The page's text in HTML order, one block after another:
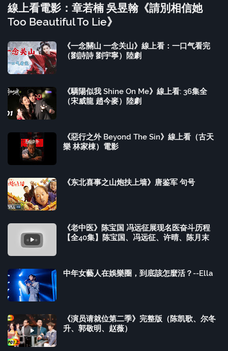
線上看電影：章若楠 吳昱翰《請別相信她
Too Beautiful To Lie》
《一念關山 一念关山》線上看：一口气看完
（劉詩詩 劉宇寧）陸劇
《驕陽似我 Shine On Me》線上看: 36集全
（宋威龍 趙今麥）陸劇
《惡行之外 Beyond The Sin》線上看（古天
樂 林家棟）電影
《东北喜事之山炮扶上墙》唐鉴军 句号
《老中医》陈宝国 冯远征展现名医奋斗历程
【全40集】陈宝国、冯远征、许晴、陈月末
中年女藝人在娛樂圈，到底該怎麼活？--Ella
《演员请就位第二季》完整版（陈凯歌、尔冬
升、郭敬明、赵薇）